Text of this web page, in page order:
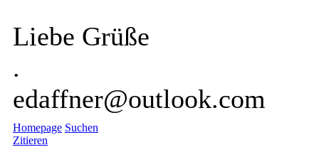
Liebe Grüße
.
edaffner@outlook.com
Homepage Suchen
Zitieren